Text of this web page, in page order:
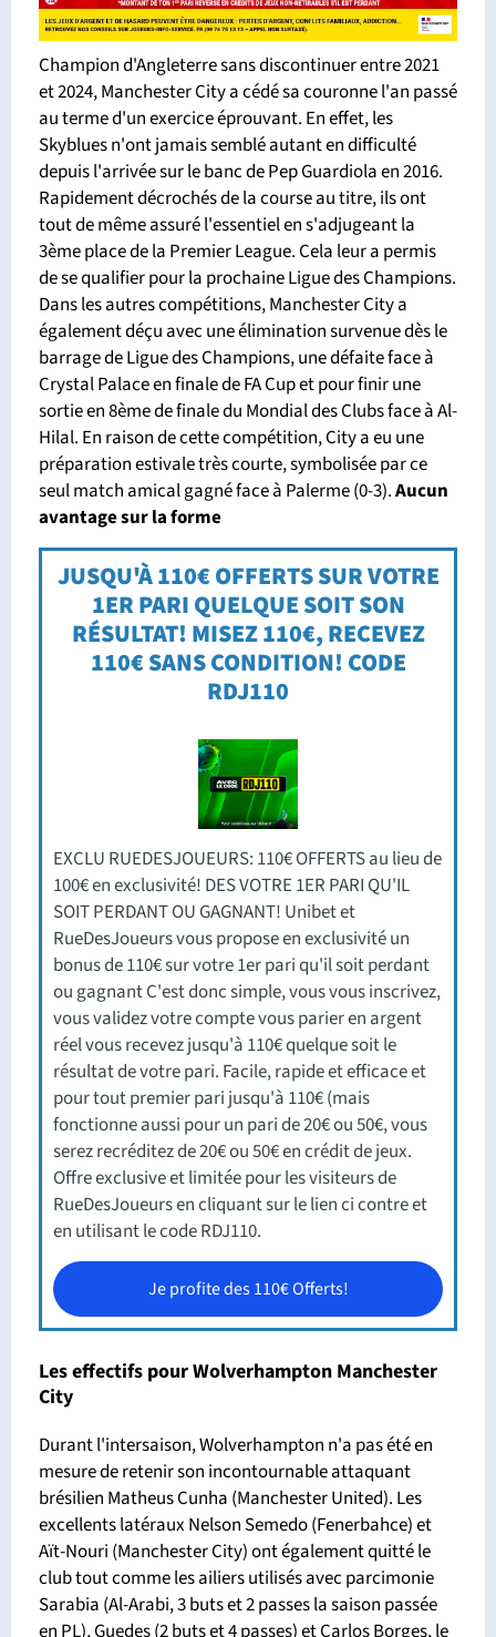
Champion d'Angleterre sans discontinuer entre 2021
et 2024, Manchester City a cédé sa couronne l'an passé
au terme d'un exercice éprouvant. En effet, les
Skyblues n'ont jamais semblé autant en difficulté
depuis l'arrivée sur le banc de Pep Guardiola en 2016.
Rapidement décrochés de la course au titre, ils ont
tout de même assuré l'essentiel en s'adjugeant la
3ème place de la Premier League. Cela leur a permis
de se qualifier pour la prochaine Ligue des Champions.
Dans les autres compétitions, Manchester City a
également déçu avec une élimination survenue dès le
barrage de Ligue des Champions, une défaite face à
Crystal Palace en finale de FA Cup et pour finir une
sortie en 8ème de finale du Mondial des Clubs face à Al-
Hilal. En raison de cette compétition, City a eu une
préparation estivale très courte, symbolisée par ce
seul match amical gagné face à Palerme (0-3).Aucun
avantage sur la forme
JUSQU'À 110€ OFFERTS SUR VOTRE
1ER PARI QUELQUE SOIT SON
RÉSULTAT! MISEZ 110€, RECEVEZ
110€ SANS CONDITION! CODE
RDJ110
EXCLU RUEDESJOUEURS: 110€ OFFERTS au lieu de
100€ en exclusivité! DES VOTRE 1ER PARI QU'IL
SOIT PERDANT OU GAGNANT! Unibet et
RueDesJoueurs vous propose en exclusivité un
bonus de 110€ sur votre 1er pari qu'il soit perdant
ou gagnant C'est donc simple, vous vous inscrivez,
vous validez votre compte vous parier en argent
réel vous recevez jusqu'à 110€ quelque soit le
résultat de votre pari. Facile, rapide et efficace et
pour tout premier pari jusqu'à 110€ (mais
fonctionne aussi pour un pari de 20€ ou 50€, vous
serez recréditez de 20€ ou 50€ en crédit de jeux.
Offre exclusive et limitée pour les visiteurs de
RueDesJoueurs en cliquant sur le lien ci contre et
en utilisant le code RDJ110.
Je profite des 110€ Offerts!
Les effectifs pour Wolverhampton Manchester
City
Durant l'intersaison, Wolverhampton n'a pas été en
mesure de retenir son incontournable attaquant
brésilien Matheus Cunha (Manchester United). Les
excellents latéraux Nelson Semedo (Fenerbahce) et
Aït-Nouri (Manchester City) ont également quitté le
club tout comme les ailiers utilisés avec parcimonie
Sarabia (Al-Arabi, 3 buts et 2 passes la saison passée